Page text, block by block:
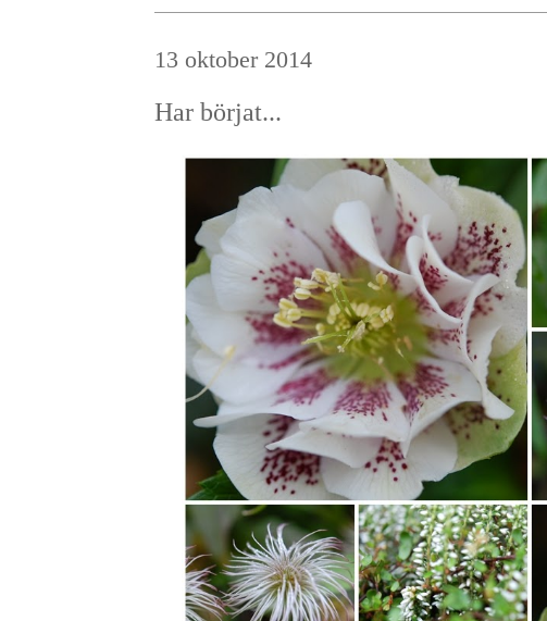
13 oktober 2014
Har börjat...